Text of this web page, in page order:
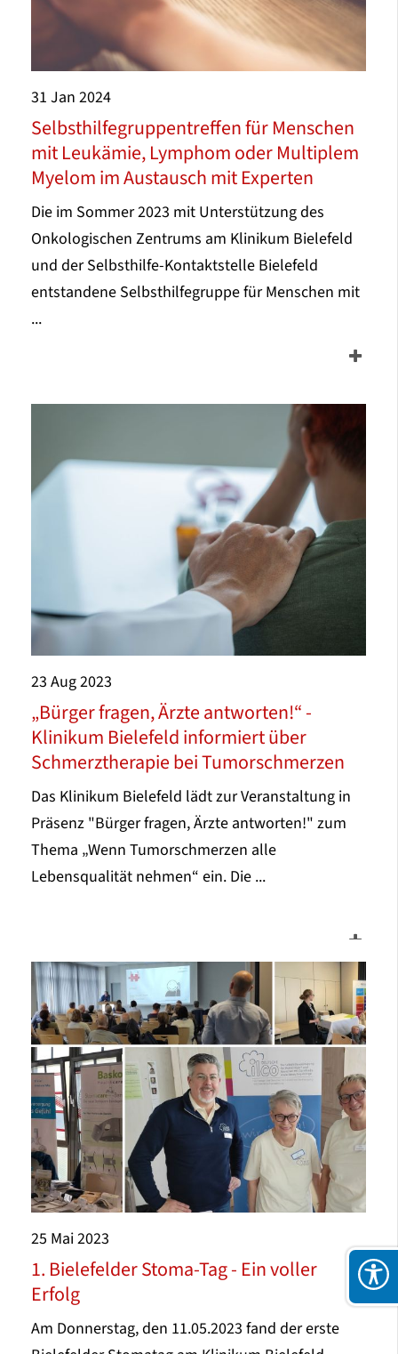
31 Jan 2024
Selbsthilfegruppentreffen für Menschen
mit Leukämie, Lymphom oder Multiplem
Myelom im Austausch mit Experten
Die im Sommer 2023 mit Unterstützung des
Onkologischen Zentrums am Klinikum Bielefeld
und der Selbsthilfe-Kontaktstelle Bielefeld
entstandene Selbsthilfegruppe für Menschen mit
...
23 Aug2023
„Bürger fragen, Ärzte antworten!“ -
Klinikum Bielefeld informiert über
Schmerztherapie bei Tumorschmerzen
Das Klinikum Bielefeld lädt zur Veranstaltung in
Präsenz "Bürger fragen, Ärzte antworten!" zum
Thema „Wenn Tumorschmerzen alle
Lebensqualität nehmen“ ein. Die ...
25 Mai2023
1. Bielefelder Stoma-Tag - Ein voller
Erfolg
Am Donnerstag, den 11.05.2023 fand der erste